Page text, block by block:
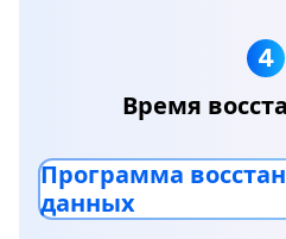
4
Время
Программа
данных